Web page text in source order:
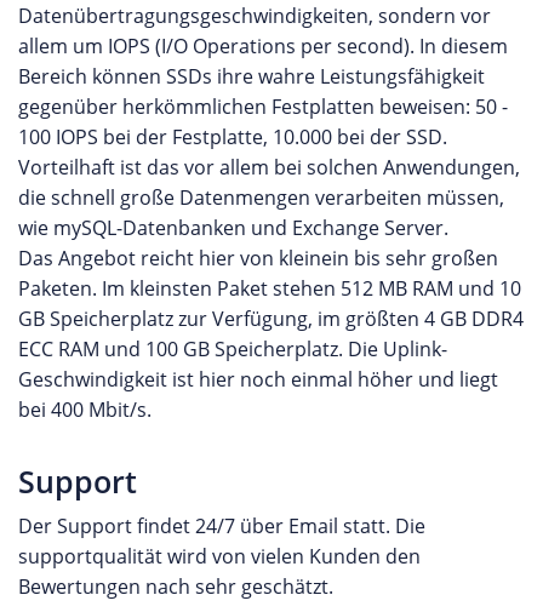
Datenübertragungsgeschwindigkeiten, sondern vor
allem um IOPS (I/O Operations per second). In diesem
Bereich können SSDs ihre wahre Leistungsfähigkeit
gegenüber herkömmlichen Festplatten beweisen: 50 -
100 IOPS bei der Festplatte, 10.000 bei der SSD.
Vorteilhaft ist das vor allem bei solchen Anwendungen,
die schnell große Datenmengen verarbeiten müssen,
wie mySQL-Datenbanken und Exchange Server.
Das Angebot reicht hier von kleinein bis sehr großen
Paketen. Im kleinsten Paket stehen 512 MB RAM und 10
GB Speicherplatz zur Verfügung, im größten 4 GB DDR4
ECC RAM und 100 GB Speicherplatz. Die Uplink-
Geschwindigkeit ist hier noch einmal höher und liegt
bei 400 Mbit/s.
Support
Der Support findet 24/7 über Email statt. Die
supportqualität wird von vielen Kunden den
Bewertungen nach sehr geschätzt.